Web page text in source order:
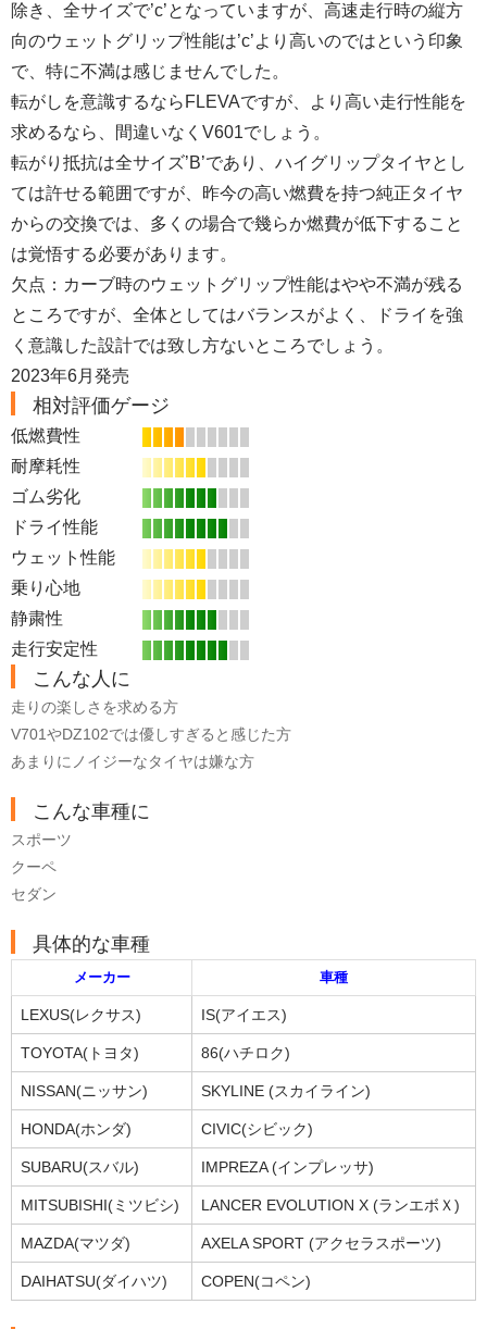
除き、全サイズで’c’となっていますが、高速走行時の縦方
向のウェットグリップ性能は’c’より高いのではという印象
で、特に不満は感じませんでした。
転がしを意識するならFLEVAですが、より高い走行性能を
求めるなら、間違いなくV601でしょう。
転がり抵抗は全サイズ’B’であり、ハイグリップタイヤとし
ては許せる範囲ですが、昨今の高い燃費を持つ純正タイヤ
からの交換では、多くの場合で幾らか燃費が低下すること
は覚悟する必要があります。
欠点：カーブ時のウェットグリップ性能はやや不満が残る
ところですが、全体としてはバランスがよく、ドライを強
く意識した設計では致し方ないところでしょう。
2023年6月発売
相対評価ゲージ
低燃費性
耐摩耗性
ゴム劣化
ドライ性能
ウェット性能
乗り心地
静粛性
走行安定性
こんな人に
走りの楽しさを求める方
V701やDZ102では優しすぎると感じた方
あまりにノイジーなタイヤは嫌な方
こんな車種に
スポーツ
クーペ
セダン
具体的な車種
メーカー 車種
LEXUS(レクサス) IS(アイエス)
TOYOTA(トヨタ) 86(ハチロク)
NISSAN(ニッサン) SKYLINE (スカイライン)
HONDA(ホンダ) CIVIC(シビック)
SUBARU(スバル) IMPREZA (インプレッサ)
MITSUBISHI(ミツビシ) LANCER EVOLUTION X (ランエボＸ)
MAZDA(マツダ) AXELA SPORT (アクセラスポーツ)
DAIHATSU(ダイハツ) COPEN(コペン)